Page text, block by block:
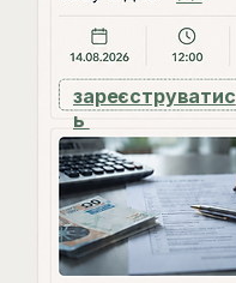
зареєструватис
ь